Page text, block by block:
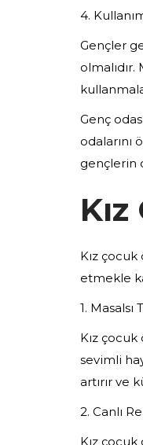
4.
Gençler
Genç
odalarını
gençlerin
Kız
etmekle
1. Masalsı
Kız
sevimli
artırır ve
2. Canlı
Kız